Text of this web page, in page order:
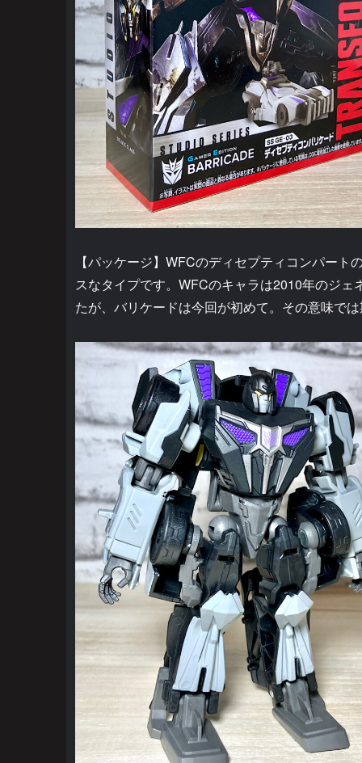
【パッケージ】WFCのディセプティコンパー
スなタイプです。WFCのキャラは2010年のジ
たが、バリケードは今回が初めて。その意味で